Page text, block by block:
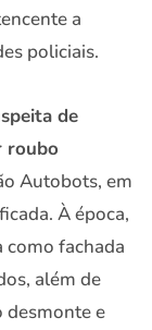
a
policiais.
de
roubo
Autobots, em
À época,
como fachada
além de
desmonte e